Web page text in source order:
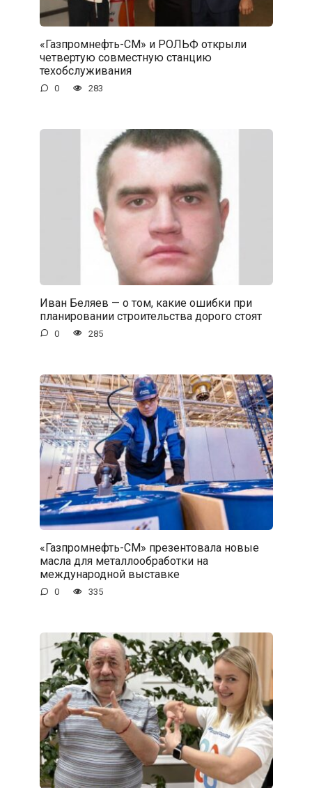
«Газпромнефть-СМ» и РОЛЬФ открыли
четвертую совместную станцию
техобслуживания
0 283
Иван Беляев — о том, какие ошибки при
планировании строительства дорого стоят
0 285
«Газпромнефть-СМ» презентовала новые
масла для металлообработки на
международной выставке
0 335